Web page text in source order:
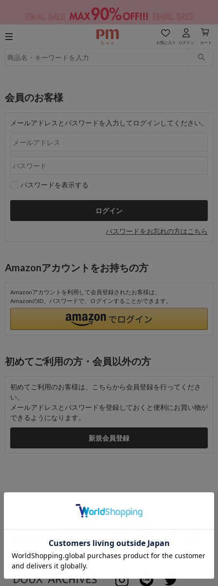
お気に入り ログイン カート
会員のお客様
メールアドレスとパスワードを入力してログインしてください。
パスワードを表示する
パスワードをお忘れの方はこちら
Amazonアカウントをお持ちの方
Amazonアカウントを利用して会員登録されたお客様は、
AmazonのID、パスワードで、ログインすることができます。
初めてご利用の方・会員以外の方
初めてご利用のお客様は、こちらから会員登録を行ってくださ
い。
メールアドレスとパスワードを登録しておくと便利にお買い物が
できるようになります。